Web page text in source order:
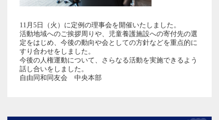
11月5日（火）に定例の理事会を開催いたしました。
活動地域へのご挨拶周りや、児童養護施設への寄付先の選
定をはじめ、今後の動向や会としての方針などを重点的に
すり合わせをしました。
今後の人権運動について、さらなる活動を実施できるよう
話し合いをしました。
自由同和同友会 中央本部